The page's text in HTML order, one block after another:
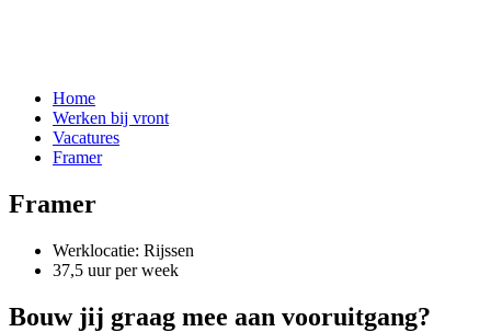
Home
Werken bij vront
Vacatures
Framer
Framer
Werklocatie: Rijssen
37,5 uur per week
Bouw jij graag mee aan vooruitgang?